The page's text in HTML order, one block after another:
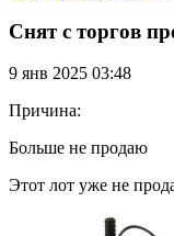
Снят с торгов
9 янв 2025 03:48
Причина:
Больше не продаю
Этот лот уже не